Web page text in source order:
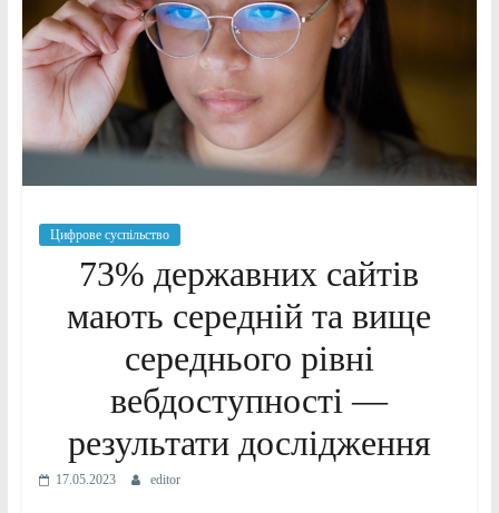
Цифрове суспільство
73% державних сайтів
мають середній та вище
середнього рівні
вебдоступності —
результати дослідження
17.05.2023 editor